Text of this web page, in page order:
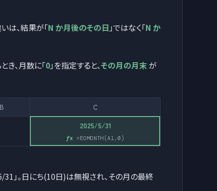
は、結果が「N か月後のその日 」ではなく「N か
き、月数に「0」を指定すると、その月の月末が
B C
2025/5/31
=EOMONTH(A1,0)
」。日にち(10日)は無視され、その月の最終